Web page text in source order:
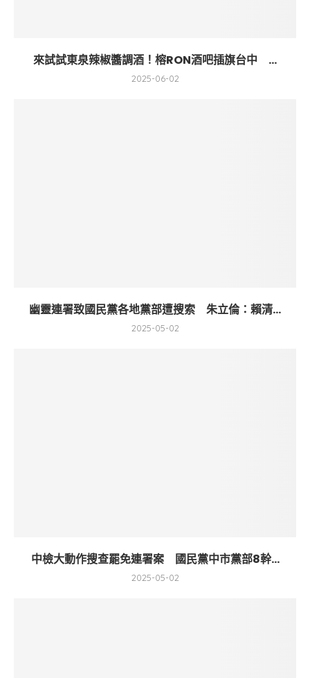
來試試東泉辣椒醬調酒！榕RON酒吧插旗台中 ...
2025-06-02
幽靈連署致國民黨各地黨部遭搜索 朱立倫：賴清...
2025-05-02
中檢大動作搜查罷免連署案 國民黨中市黨部8幹...
2025-05-02